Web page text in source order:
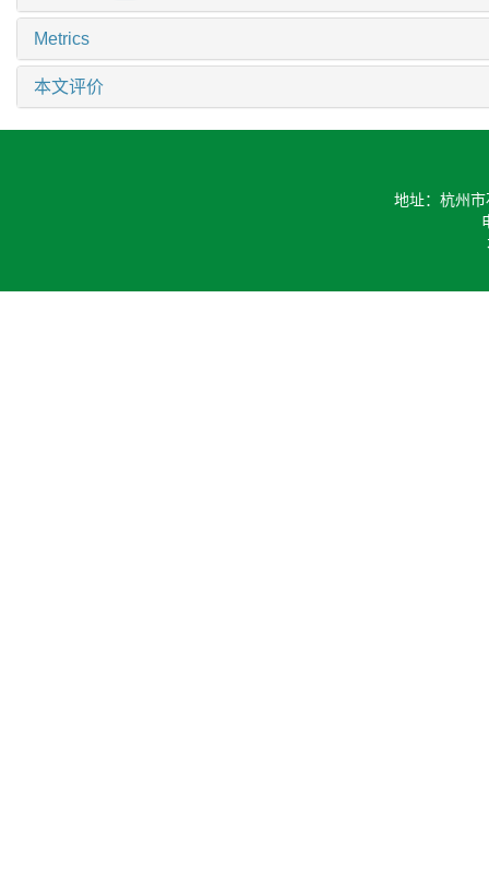
Metrics
本文评价
地址：杭州